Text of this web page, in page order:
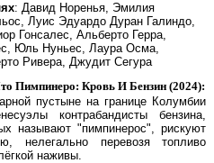
: Давид Норенья, Эмилия
Луис Эдуардо Дуран Галиндо,
Гонсалес, Альберто Герра,
Юль Нуньес, Лаура Осма,
Ривера, Джудит Сегура
Пимпинеро: Кровь И Бензин (2024):
пустыне на границе Колумбии
контрабандисты бензина,
называют "пимпинерос", рискуют
нелегально перевозя топливо
наживы.